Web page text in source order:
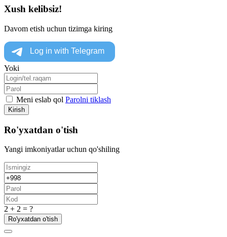
Xush kelibsiz!
Davom etish uchun tizimga kiring
Yoki
Meni eslab qol Parolni tiklash
Kirish
Ro'yxatdan o'tish
Yangi imkoniyatlar uchun qo'shiling
2 + 2 = ?
Ro'yxatdan o'tish